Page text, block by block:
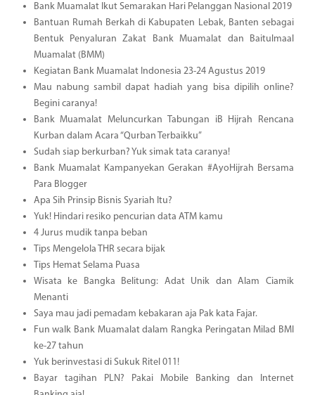
Bank Muamalat Ikut Semarakan Hari Pelanggan Nasional 2019
Bantuan Rumah Berkah di Kabupaten Lebak, Banten sebagai
Bentuk Penyaluran Zakat Bank Muamalat dan Baitulmaal
Muamalat (BMM)
Kegiatan Bank Muamalat Indonesia 23-24 Agustus 2019
Mau nabung sambil dapat hadiah yang bisa dipilih online?
Begini caranya!
Bank Muamalat Meluncurkan Tabungan iB Hijrah Rencana
Kurban dalam Acara “Qurban Terbaikku”
Sudah siap berkurban? Yuk simak tata caranya!
Bank Muamalat Kampanyekan Gerakan #AyoHijrah Bersama
Para Blogger
Apa Sih Prinsip Bisnis Syariah Itu?
Yuk! Hindari resiko pencurian data ATM kamu
4 Jurus mudik tanpa beban
Tips Mengelola THR secara bijak
Tips Hemat Selama Puasa
Wisata ke Bangka Belitung: Adat Unik dan Alam Ciamik
Menanti
Saya mau jadi pemadam kebakaran aja Pak kata Fajar.
Fun walk Bank Muamalat dalam Rangka Peringatan Milad BMI
ke-27 tahun
Yuk berinvestasi di Sukuk Ritel 011!
Bayar tagihan PLN? Pakai Mobile Banking dan Internet